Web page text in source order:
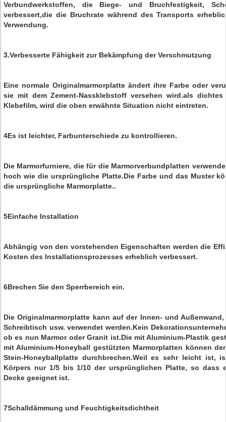
Verbundwerkstoffen, die Biege- und Bruchfestigkeit,
verbessert,die die Bruchrate während des Transports
Verwendung.
3.Verbesserte Fähigkeit zur Bekämpfung der Verschmutzung
Eine normale Originalmarmorplatte ändert ihre Farbe oder
sie mit dem Zement-Nassklebstoff versehen wird.als
Klebefilm, wird die oben erwähnte Situation nicht eintreten.
4Es ist leichter, Farbunterschiede zu kontrollieren.
Die Marmorfurniere, die für die Marmorverbundplatten
hoch wie die ursprüngliche Platte.Die Farbe und das Muster
die ursprüngliche Marmorplatte..
5Einfache Installation
Abhängig von den vorstehenden Eigenschaften werden die
Kosten des Installationsprozesses erheblich verbessert.
6Brechen Sie den Sperrbereich ein.
Die Originalmarmorplatte kann auf der Innen- und
Schreibtisch usw. verwendet werden.Kein
ob es nun Marmor oder Granit ist.Die mit Aluminium-Plastik
mit Aluminium-Honeyball gestützten Marmorplatten können
Stein-Honeyballplatte durchbrechen.Weil es sehr leicht ist,
Körpers nur 1/5 bis 1/10 der ursprünglichen Platte, so dass
Decke geeignet ist.
7Schalldämmung und Feuchtigkeitsdichtheit